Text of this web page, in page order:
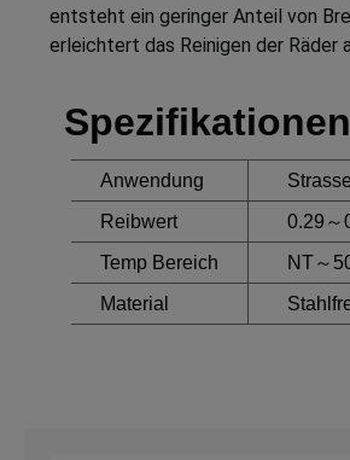
entsteht ein geringer Anteil von
erleichtert das Reinigen der Räder
Spezifikationen
Anwendung
Strasse
Reibwert
0.29～
Temp Bereich
NT～
Material